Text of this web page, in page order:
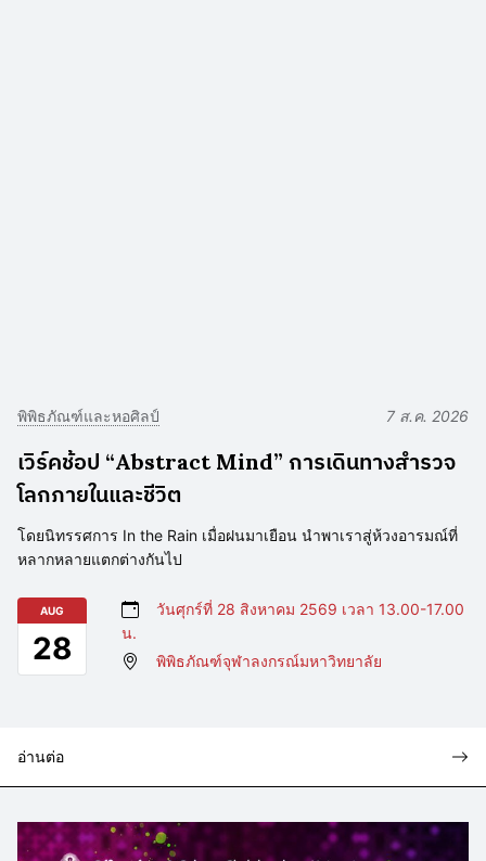
พิพิธภัณฑ์และหอศิลป์ 7 ส.ค. 2026
เวิร์คช้อป “Abstract Mind” การเดินทางสำรวจ
โลกภายในและชีวิต
โดยนิทรรศการ In the Rain เมื่อฝนมาเยือน นำพาเราสู่ห้วงอารมณ์ที่
หลากหลายแตกต่างกันไป
AUG
28
วันศุกร์ที่ 28 สิงหาคม 2569 เวลา 13.00-17.00
น.
พิพิธภัณฑ์จุฬาลงกรณ์มหาวิทยาลัย
อ่านต่อ